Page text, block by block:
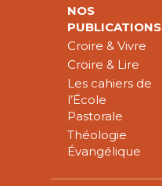
NOS
PUBLICATIONS
Croire & Vivre
Croire & Lire
Les cahiers de
l’École
Pastorale
Théologie
Évangélique